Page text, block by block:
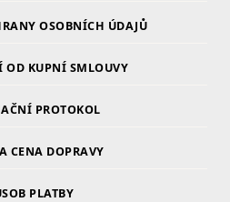
OSOBNÍCH ÚDAJŮ
OD KUPNÍ SMLOUVY
PROTOKOL
CENA DOPRAVY
PLATBY